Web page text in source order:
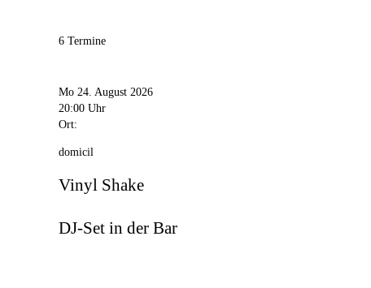
6 Termine
Mo 24. August 2026
20:00 Uhr
Ort:
domicil
Vinyl Shake
DJ-Set in der Bar